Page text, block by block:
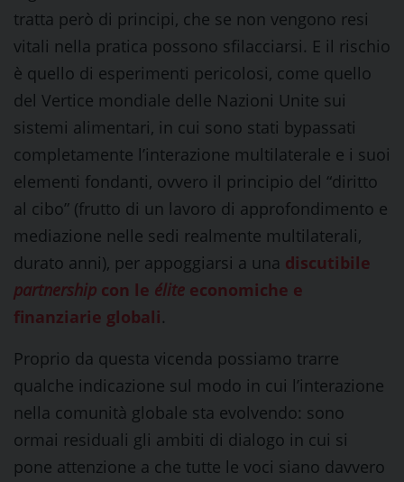
tratta però di principi, che se non vengono resi
vitali nella pratica possono sfilacciarsi. E il rischio
è quello di esperimenti pericolosi, come quello
del Vertice mondiale delle Nazioni Unite sui
sistemi alimentari, in cui sono stati bypassati
completamente l’interazione multilaterale e i suoi
elementi fondanti, ovvero il principio del “diritto
al cibo” (frutto di un lavoro di approfondimento e
mediazione nelle sedi realmente multilaterali,
durato anni), per appoggiarsi a una discutibile
partnership con le élite economiche e
finanziarie globali.
Proprio da questa vicenda possiamo trarre
qualche indicazione sul modo in cui l’interazione
nella comunità globale sta evolvendo: sono
ormai residuali gli ambiti di dialogo in cui si
pone attenzione a che tutte le voci siano davvero